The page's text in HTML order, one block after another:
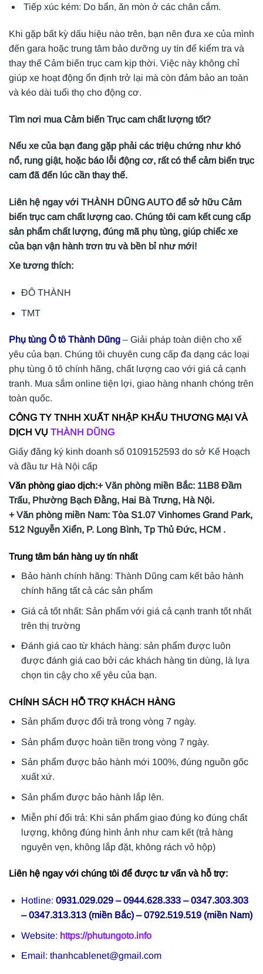
Tiếp xúc kém: Do bẩn, ăn mòn ở các chân cắm.
Khi gặp bất kỳ dấu hiệu nào trên, bạn nên đưa xe của mình
đến gara hoặc trung tâm bảo dưỡng uy tín để kiểm tra và
thay thế Cảm biến trục cam kịp thời. Việc này không chỉ
giúp xe hoạt động ổn định trở lại mà còn đảm bảo an toàn
và kéo dài tuổi thọ cho động cơ.
Tìm nơi mua Cảm biến Trục cam chất lượng tốt?
Nếu xe của bạn đang gặp phải các triệu chứng như khó
nổ, rung giật, hoặc báo lỗi động cơ, rất có thể cảm biến trục
cam đã đến lúc cần thay thế.
Liên hệ ngay với THÀNH DŨNG AUTO để sở hữu Cảm
biến trục cam chất lượng cao. Chúng tôi cam kết cung cấp
sản phẩm chất lượng, đúng mã phụ tùng, giúp chiếc xe
của bạn vận hành trơn tru và bền bỉ như mới!
Xe tương thích:
ĐÔ THÀNH
TMT
Phụ tùng Ô tô Thành Dũng – Giải pháp toàn diện cho xế
yêu của bạn. Chúng tôi chuyên cung cấp đa dạng các loại
phụ tùng ô tô chính hãng, chất lượng cao với giá cả cạnh
tranh. Mua sắm online tiện lợi, giao hàng nhanh chóng trên
toàn quốc.
CÔNG TY TNHH XUẤT NHẬP KHẨU THƯƠNG MẠI VÀ
DỊCH VỤ THÀNH DŨNG
Giấy đăng ký kinh doanh số 0109152593 do sở Kế Hoạch
và đầu tư Hà Nội cấp
Văn phòng giao dịch:+ Văn phòng miền Bắc: 11B8 Đầm
Trấu, Phường Bạch Đằng, Hai Bà Trưng, Hà Nội.
+ Văn phòng miền Nam: Tòa S1.07 Vinhomes Grand Park,
512 Nguyễn Xiển, P. Long Bình, Tp Thủ Đức, HCM .
Trung tâm bán hàng uy tín nhất
Bảo hành chính hãng: Thành Dũng cam kết bảo hành
chính hãng tất cả các sản phẩm
Giá cả tốt nhất: Sản phẩm với giá cả cạnh tranh tốt nhất
trên thị trường
Đánh giá cao từ khách hàng: sản phẩm được luôn
được đánh giá cao bởi các khách hàng tin dùng, là lựa
chọn tin cậy cho xế yêu của bạn.
CHÍNH SÁCH HỖ TRỢ KHÁCH HÀNG
Sản phẩm được đổi trả trong vòng 7 ngày.
Sản phẩm được hoàn tiền trong vòng 7 ngày.
Sản phẩm được bảo hành mới 100%, đúng nguồn gốc
xuất xứ.
Sản phẩm được bảo hành lắp lên.
Miễn phí đổi trả: Khi sản phẩm giao đúng ko đúng chất
lượng, không đúng hình ảnh như cam kết (trả hàng
nguyên vẹn, không lắp đặt, không rách vỏ hộp)
Liên hệ ngay với chúng tôi để được tư vấn và hỗ trợ:
Hotline: 0931.029.029 – 0944.628.333 – 0347.303.303
– 0347.313.313 (miền Bắc) – 0792.519.519 (miền Nam)
Website: https://phutungoto.info
Email: thanhcablenet@gmail.com